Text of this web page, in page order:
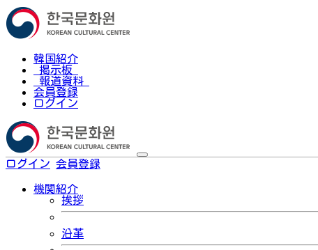
韓国紹介
掲示板
報道資料
会員登録
ログイン
ログイン 会員登録
機関紹介
挨拶
沿革